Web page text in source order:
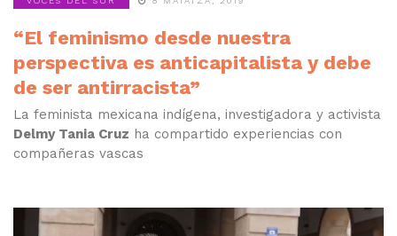
“El feminismo desde nuestra
perspectiva es anticapitalista y debe
de ser antirracista”
La feminista mexicana indígena, investigadora y activista
Delmy Tania Cruz ha compartido experiencias con
compañeras vascas